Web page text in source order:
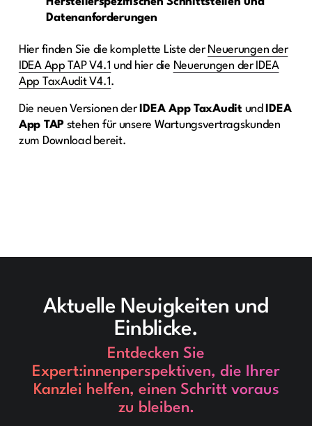
Datenanforderungen
Hier finden Sie die komplette Liste der Neuerungen der
IDEA App TAP V4.1 und hier die Neuerungen der IDEA
App TaxAudit V4.1.
Die neuen Versionen der IDEA App TaxAuditund
IDEA
App TAP stehen für unsere Wartungsvertragskunden
zum Download bereit.
Aktuelle Neuigkeiten und
Einblicke.
Entdecken Sie
Expert:innenperspektiven, die Ihrer
Kanzlei helfen, einen Schritt voraus
zu bleiben.